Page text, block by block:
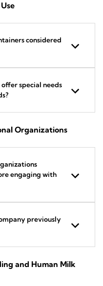
considered
special needs
Organizations
engaging with
previously
and Human Milk